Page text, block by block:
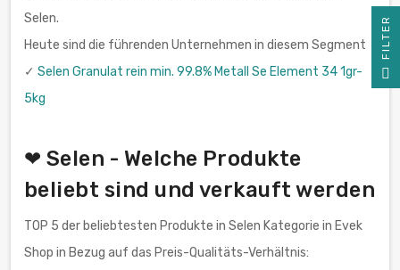
Selen.
Heute sind die führenden Unternehmen in diesem Segment
✓ Selen Granulat rein min. 99.8% Metall Se Element 34 1gr-
5kg
❤ Selen - Welche Produkte
beliebt sind und verkauft werden
TOP 5 der beliebtesten Produkte in Selen Kategorie in Evek
Shop in Bezug auf das Preis-Qualitäts-Verhältnis:
R